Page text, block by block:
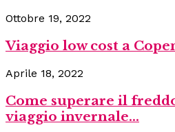
Ottobre 19, 2022
Viaggio low cost a
Aprile 18, 2022
Come superare il
viaggio invernale...